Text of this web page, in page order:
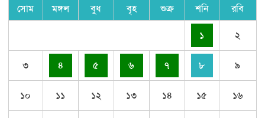
সোম মঙ্গল বুধ বৃহ শুক্র শনি রবি
১ ২
৩ ৪ ৫ ৬ ৭ ৮ ৯
১০ ১১ ১২ ১৩ ১৪ ১৫ ১৬